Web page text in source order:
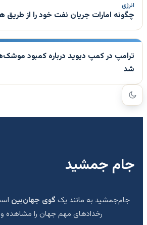
انرژی
چگونه امارات جریان نفت خود را از
ترامپ در کمپ دیوید درباره کمبود
شد
جام جمشید
جام‌جمشید به مانند یک گوی جهان‌بین
رخدادهای مهم جهان را مشاهده